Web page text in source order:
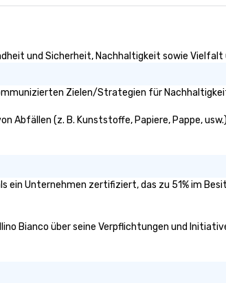
und Sicherheit, Nachhaltigkeit sowie Vielfalt
Zielen/Strategien für
Abfällen (z. B. Kunststoffe, Papiere, Pappe,
ein Unternehmen zertifiziert, das zu 51% im
Bianco über seine Verpflichtungen und